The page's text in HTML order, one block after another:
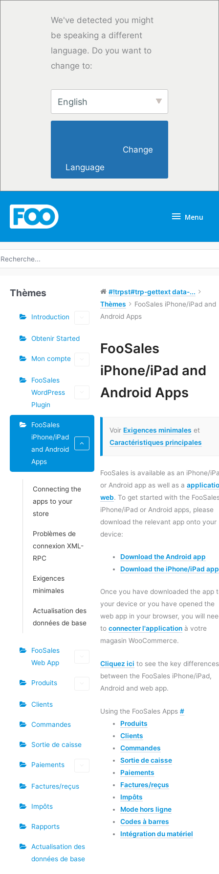
We've detected you might
be speaking a different
language. Do you want to
change to:
English
Language
Menu
Thèmes
Introduction
Obtenir Started
Mon compte
FooSales
WordPress
Plugin
FooSales
iPhone/iPad
and Android
Apps
Connecting the
apps to your
store
Problèmes de
connexion XML-
RPC
Exigences
minimales
Actualisation des
données de base
FooSales
Web App
Produits
Clients
Commandes
Sortie de caisse
Paiements
Factures/reçus
Impôts
Rapports
Actualisation des
données de base
#!trpst#trp-gettext data-...
Thèmes
FooSales iPhone/iPad and
Android Apps
FooSales
iPhone/iPad and
Android Apps
Voir Exigences minimales et
Caractéristiques principales
FooSales is available as an iPhone/
or Android app as well as a
web. To get started with the
iPhone/iPad or Android apps, please
download the relevant app onto your
device:
Download the Android app
Download the iPhone/iPad app
Once you have downloaded the app
your device or you have opened the
web app in your browser, you will
to connecter l'application à votre
magasin WooCommerce.
Cliquez ici to see the key differences
between the FooSales iPhone/iPad,
Android and web app.
Using the FooSales Apps #
Produits
Clients
Commandes
Sortie de caisse
Paiements
Factures/reçus
Impôts
Mode hors ligne
Codes à barres
Intégration du matériel
Étiquettes
navigation